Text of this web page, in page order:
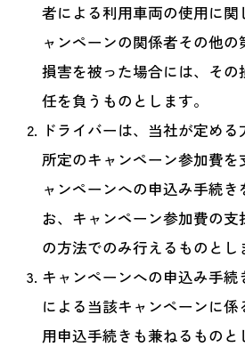
者による利用車両の使用に関
ャンペーンの関係者その他
損害を被った場合には、その
任を負うものとします。
ドライバーは、当社が定め
所定のキャンペーン参加費を
ャンペーンへの申込み手続き
お、キャンペーン参加費の
の方法でのみ行えるものとし
キャンペーンへの申込み手続
による当該キャンペーンに
用申込手続きも兼ねるものと